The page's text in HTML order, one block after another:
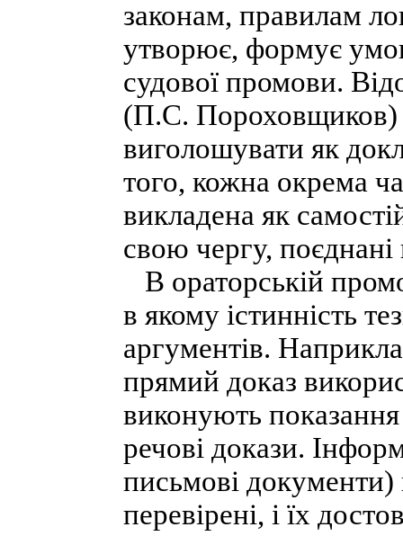
законам, правилам
утворює, формує
судової промови.
(П.С. Пороховщиков)
виголошувати як
того, кожна окрема
викладена як
свою чергу, поєднані
В ораторській
в якому істинність
аргументів.
прямий доказ
виконують
речові докази.
письмові документи)
перевірені, і їх